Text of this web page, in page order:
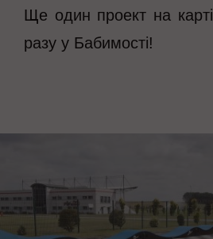
Ще один проект на
разу у Бабимості!